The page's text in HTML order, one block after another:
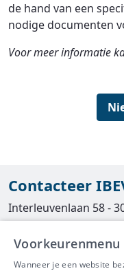
de hand van een
nodige documenten
Voor meer informatie
Contacteer
Interleuvenlaan 58 -
016/390490
info@ibeve.be
Voorkeurenmenu
Wanneer je een website